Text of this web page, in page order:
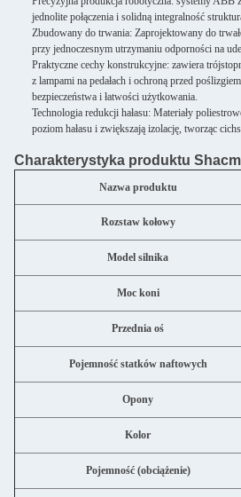
jednolite połączenia i solidną integralność
Zbudowany do trwania: Zaprojektowany do
przy jednoczesnym utrzymaniu odporności na
Praktyczne cechy konstrukcyjne: zawiera
z lampami na pedałach i ochroną przed
bezpieczeństwa i łatwości użytkowania.
Technologia redukcji hałasu: Materiały
poziom hałasu i zwiększają izolację, tworząc
Charakterystyka produktu
Nazwa produktu
Rozstaw kołowy
Model silnika
Moc koni
Przednia oś
Pojemność statków naftowych
Opony
Kolor
Pojemność (obciążenie)